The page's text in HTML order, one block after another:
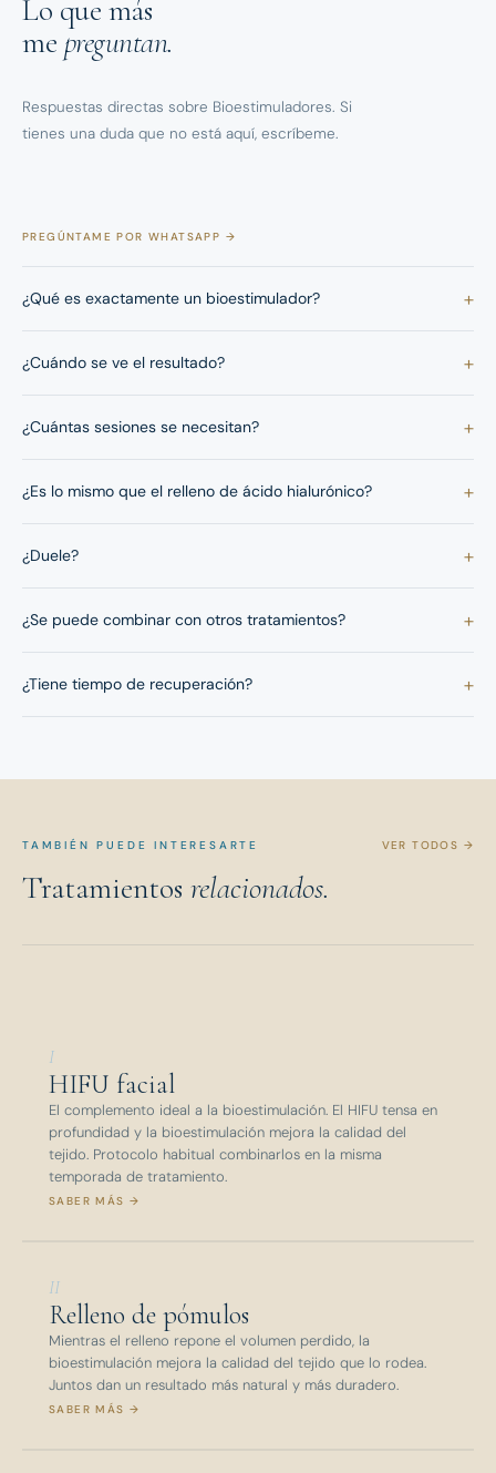
Lo que más
me preguntan.
Respuestas directas sobre Bioestimuladores. Si
tienes una duda que no está aquí, escríbeme.
PREGÚNTAME POR WHATSAPP →
¿Qué es exactamente un bioestimulador? +
¿Cuándo se ve el resultado? +
¿Cuántas sesiones se necesitan? +
¿Es lo mismo que el relleno de ácido hialurónico? +
¿Duele? +
¿Se puede combinar con otros tratamientos? +
¿Tiene tiempo de recuperación? +
TAMBIÉN PUEDE INTERESARTE
Tratamientos relacionados.
VER TODOS →
I
HIFU facial
El complemento ideal a la bioestimulación. El HIFU tensa en
profundidad y la bioestimulación mejora la calidad del
tejido. Protocolo habitual combinarlos en la misma
temporada de tratamiento.
SABER MÁS →
II
Relleno de pómulos
Mientras el relleno repone el volumen perdido, la
bioestimulación mejora la calidad del tejido que lo rodea.
Juntos dan un resultado más natural y más duradero.
SABER MÁS →